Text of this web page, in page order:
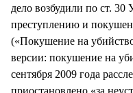
дело возбудили по ст.
преступлению и
(«Покушение на
версии: покушение на
сентября 2009 года
приостановлено «за